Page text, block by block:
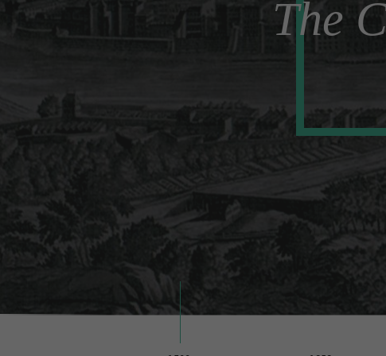
Punkt "Datenschutz" in der
erforderliche Cookies, die
The